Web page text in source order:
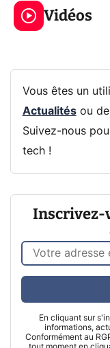
Vidéos
prochaine
Vous êtes un
Actualitésou de
Suivez-nous
tech !
Inscrivez-
En cliquant sur
informations,
Conformément au